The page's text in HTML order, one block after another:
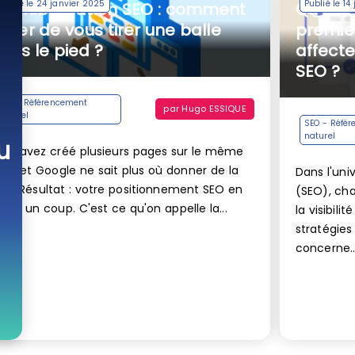
le 24 janvier 2025
SEO : comment
de vous tirer une balle
le pied ?
- Référencement
parHugo ESSIQUE
avez créé plusieurs pages sur le même
et Google ne sait plus où donner de la
Résultat : votre positionnement SEO en
un coup. C'est ce qu'on appelle la...
Publié le 14 janvier 2025
Qu’est-ce que
premier lien et
affecte-t-il
SEO ?
SEO - Référencement
Dans l'univers du
(SEO), chaque détail
la visibilité de votre site
stratégies souvent